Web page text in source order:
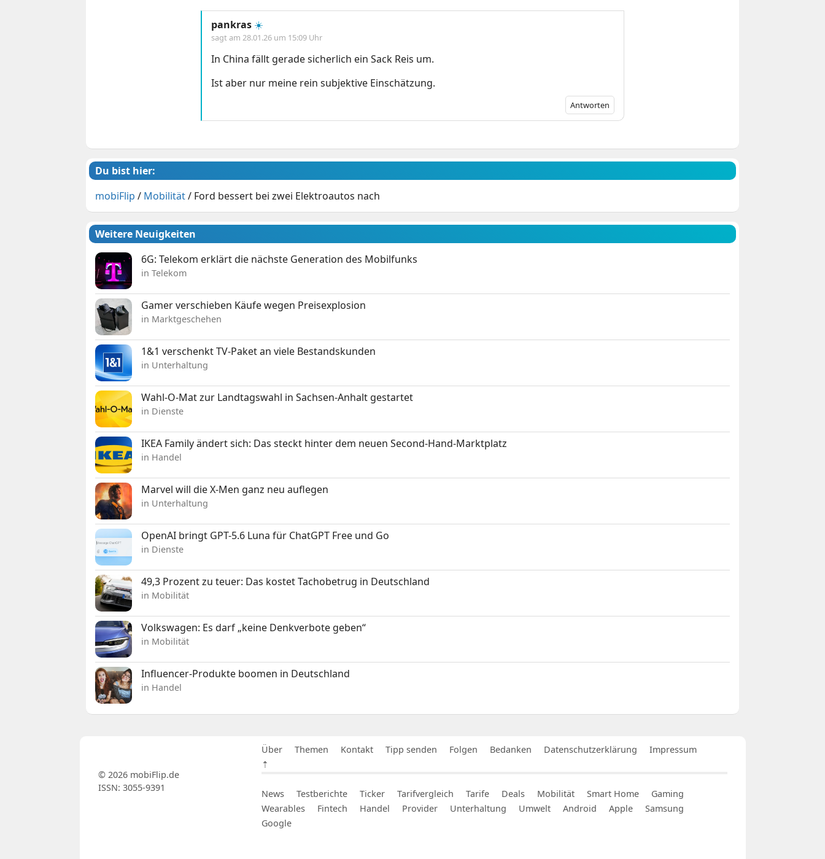
pankras ☀️
sagt am 28.01.26 um 15:09 Uhr
In China fällt gerade sicherlich ein Sack Reis um.
Ist aber nur meine rein subjektive Einschätzung.
Antworten
Du bist hier:
mobiFlip / Mobilität/ Ford bessert bei zwei Elektroautos nach
Weitere Neuigkeiten
6G: Telekom erklärt die nächste Generation des Mobilfunks
in Telekom
Gamer verschieben Käufe wegen Preisexplosion
in Marktgeschehen
1&1 verschenkt TV-Paket an viele Bestandskunden
in Unterhaltung
Wahl-O-Mat zur Landtagswahl in Sachsen-Anhalt gestartet
in Dienste
IKEA Family ändert sich: Das steckt hinter dem neuen Second-Hand-Marktplatz
in Handel
Marvel will die X-Men ganz neu auflegen
in Unterhaltung
OpenAI bringt GPT-5.6 Luna für ChatGPT Free und Go
in Dienste
49,3 Prozent zu teuer: Das kostet Tachobetrug in Deutschland
in Mobilität
Volkswagen: Es darf „keine Denkverbote geben“
in Mobilität
Influencer-Produkte boomen in Deutschland
in Handel
Über Themen Kontakt Tipp senden Folgen Bedanken Datenschutzerklärung
Impressum
⇡
News Testberichte Ticker Tarifvergleich Tarife Deals Mobilität Smart Home
Gaming
Wearables
Fintech Handel Provider Unterhaltung Umwelt Android Apple
Samsung
Google
© 2026 mobiFlip.de
ISSN: 3055-9391